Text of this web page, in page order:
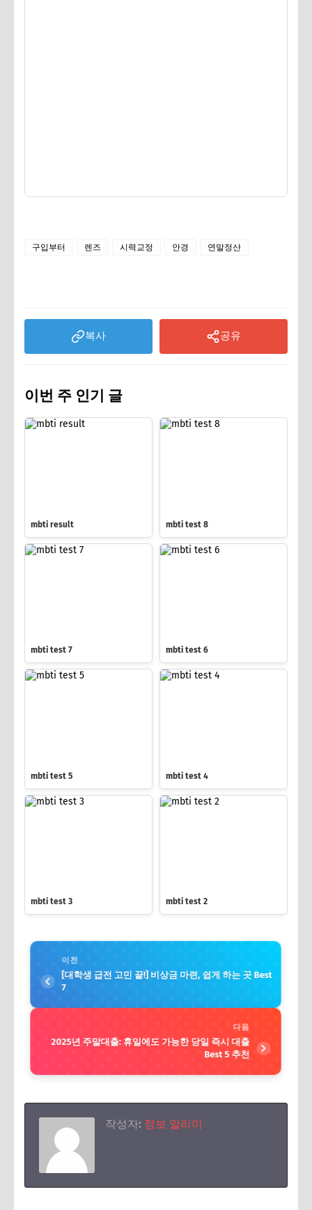
구입부터 렌즈 시력교정 안경 연말정산
복사 공유
이번 주 인기 글
mbti result mbti test 8
mbti test 7 mbti test 6
mbti test 5 mbti test 4
mbti test 3 mbti test 2
이전
[대학생 급전 고민 끝!] 비상금 마련, 쉽게 하는 곳 Best
7
다음
2025년 주말대출: 휴일에도 가능한 당일 즉시 대출
Best 5 추천
작성자: 정보 알리미